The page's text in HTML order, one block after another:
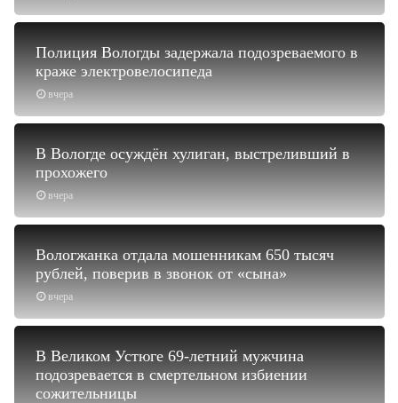
вчера
Полиция Вологды задержала подозреваемого в
краже электровелосипеда
вчера
В Вологде осуждён хулиган, выстреливший в
прохожего
вчера
Вологжанка отдала мошенникам 650 тысяч
рублей, поверив в звонок от «сына»
В Великом Устюге 69-летний мужчина
подозревается в смертельном избиении
сожительницы